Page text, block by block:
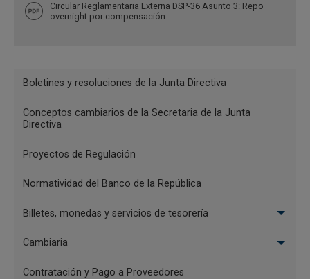
Circular Reglamentaria Externa DSP-36 Asunto 3: Repo
overnight por compensación
Menu
Boletines y resoluciones de la Junta Directiva
Conceptos cambiarios de la Secretaria de la Junta
Directiva
Proyectos de Regulación
Normatividad del Banco de la República
Billetes, monedas y servicios de tesorería
Cambiaria
Contratación y Pago a Proveedores